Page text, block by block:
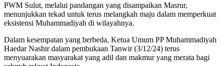
PWM Sulut, melalui pandangan yang disampaikan Masrur,
menunjukkan tekad untuk terus melangkah maju dalam memperkuat
eksistensi Muhammadiyah di wilayahnya.
Dalam kesempatan yang berbeda, Ketua Umum PP Muhammadiyah
Haedar Nashir dalam pembukaan Tanwir (3/12/24) terus
menyuarakan masyarakat yang adil dan makmur yang merata bagi